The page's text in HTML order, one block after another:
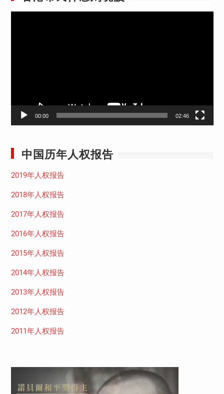
00:00 02:46
中国历年人权报告
2019年人权报告
2018年人权报告
2017年人权报告
2016年人权报告
2015年人权报告
2014年人权报告
2013年人权报告
2012年人权报告
2011年人权报告